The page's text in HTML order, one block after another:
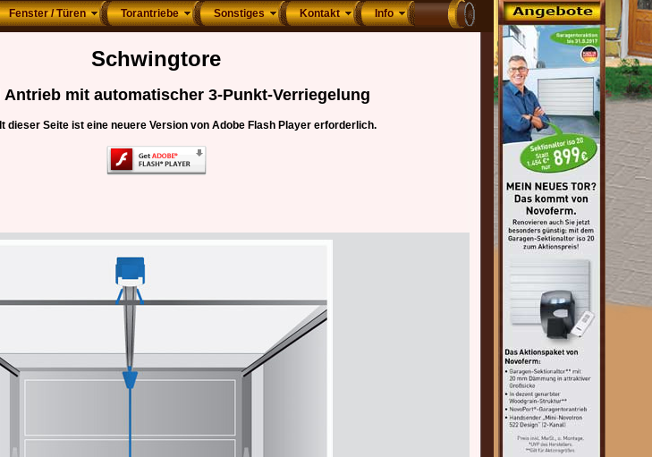
Fenster / Türen Torantriebe Sonstiges Kontakt Info
Schwingtore
Antrieb mit automatischer 3-Punkt-Verriegelung
dieser Seite ist eine neuere Version von Adobe Flash Player erforderlich.